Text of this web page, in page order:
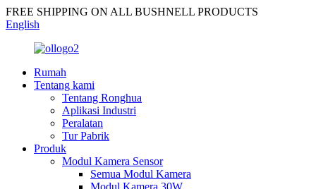
FREE SHIPPING ON ALL BUSHNELL PRODUCTS
English
Rumah
Tentang kami
Tentang Ronghua
Aplikasi Industri
Peralatan
Tur Pabrik
Produk
Modul Kamera Sensor
Semua Modul Kamera
Modul Kamera 30W